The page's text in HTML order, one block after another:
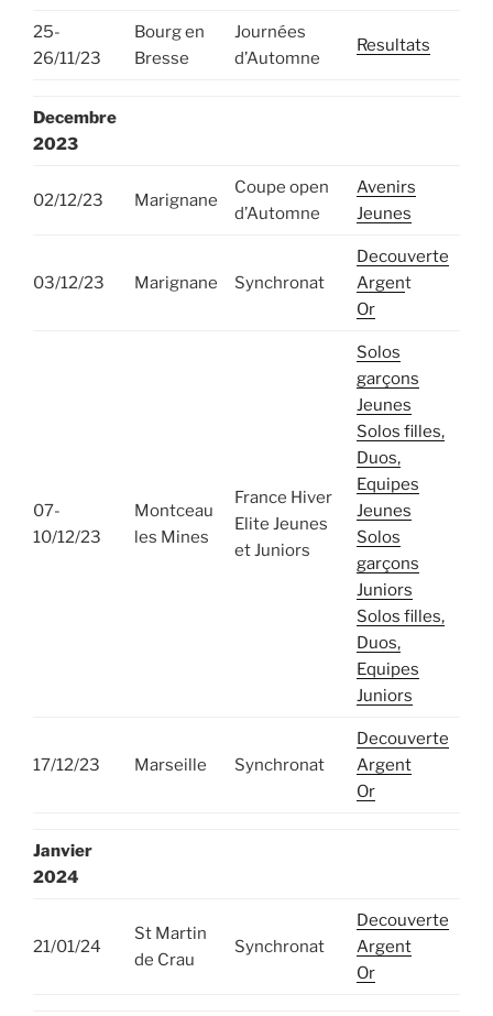
25-
26/11/23
Bourg en
Bresse
Journées
d’Automne
Resultats
Decembre
2023
02/12/23 Marignane
Coupe open
d’Automne
Avenirs
Jeunes
03/12/23 Marignane Synchronat
Decouverte
Argent
Or
07-
10/12/23
Montceau
les Mines
France Hiver
Elite Jeunes
et Juniors
Solos
garçons
Jeunes
Solos filles,
Duos,
Equipes
Jeunes
Solos
garçons
Juniors
Solos filles,
Duos,
Equipes
Juniors
17/12/23 Marseille Synchronat
Decouverte
Argent
Or
Janvier
2024
21/01/24
St Martin
de Crau
Synchronat
Decouverte
Argent
Or